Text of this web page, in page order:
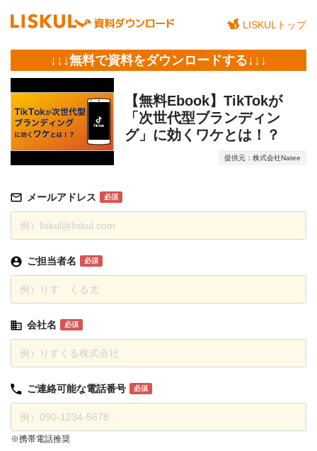
LISKULトップ
↓↓↓無料で資料をダウンロードする↓↓↓
【無料Ebook】TikTokが
「次世代型ブランディン
グ」に効くワケとは！？
提供元：株式会社Natee
メールアドレス 必須
ご担当者名 必須
会社名 必須
ご連絡可能な電話番号 必須
※携帯電話推奨